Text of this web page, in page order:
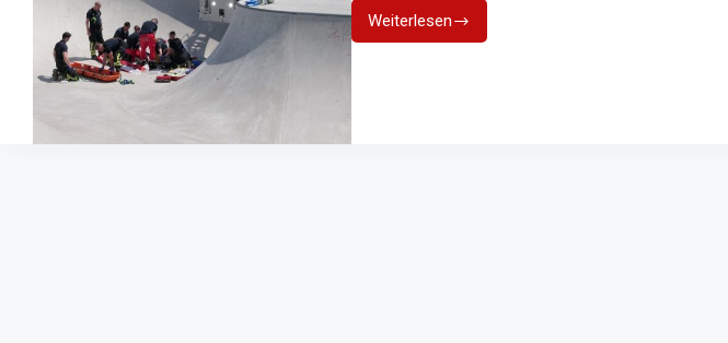
WeiterlesenDrehleitereinsatz
im